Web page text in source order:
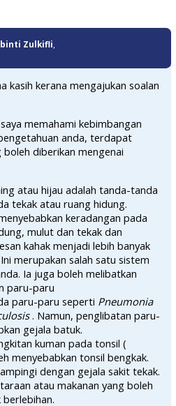
binti Zulkifli
kasih kerana mengajukan soalan
memahami kebimbangan
anda, terdapat
diberikan mengenai
atau hijau adalah tanda-tanda
tekak atau ruang hidung.
keradangan pada
mulut dan tekak dan
kahak menjadi lebih banyak
merupakan salah satu sistem
Ia juga boleh melibatkan
paru-paru
paru-paru seperti Pneumonia
. Namun, penglibatan paru-
gejala batuk.
kuman pada tonsil (
menyebabkan tonsil bengkak.
dengan gejala sakit tekak.
atau makanan yang boleh
berlebihan.